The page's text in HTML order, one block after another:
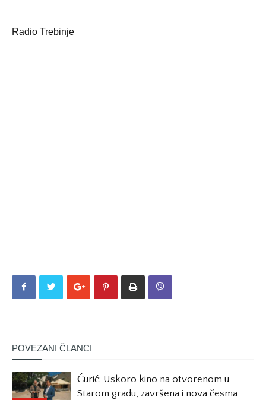
Radio Trebinje
POVEZANI ČLANCI
Ćurić: Uskoro kino na otvorenom u
Starom gradu, završena i nova česma